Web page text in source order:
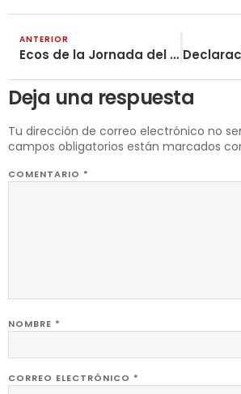
ANTERIOR
Ecos de la Jornada del 28 de Abril
Deja una respuesta
Tu dirección de correo electrónico no
campos obligatorios están marcados
COMENTARIO *
NOMBRE *
CORREO ELECTRÓNICO *